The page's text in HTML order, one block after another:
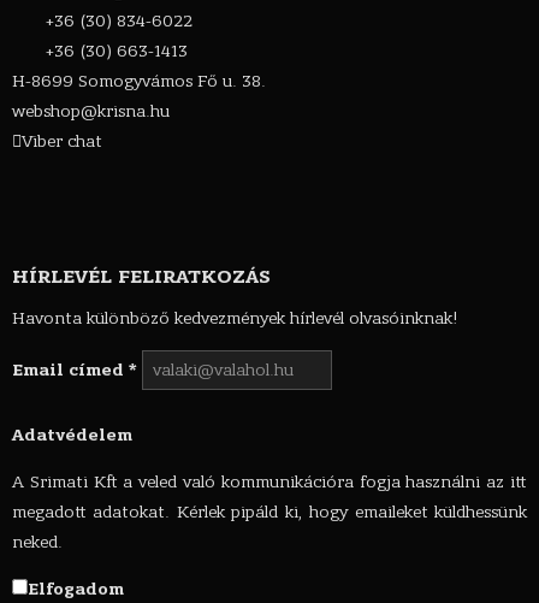
+36 (30) 834-6022
+36 (30) 663-1413
H-8699 Somogyvámos Fő u. 38.
webshop@krisna.hu
Viber chat
HÍRLEVÉL FELIRATKOZÁS
Havonta különböző kedvezmények hírlevél olvasóinknak!
Email címed *
Adatvédelem
A Srimati Kft a veled való kommunikációra fogja használni az itt
megadott adatokat. Kérlek pipáld ki, hogy emaileket küldhessünk
neked.
Elfogadom